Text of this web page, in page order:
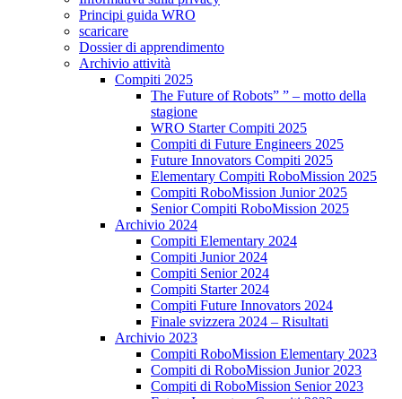
Principi guida WRO
scaricare
Dossier di apprendimento
Archivio attività
Compiti 2025
The Future of Robots” ” – motto della
stagione
WRO Starter Compiti 2025
Compiti di Future Engineers 2025
Future Innovators Compiti 2025
Elementary Compiti RoboMission 2025
Compiti RoboMission Junior 2025
Senior Compiti RoboMission 2025
Archivio 2024
Compiti Elementary 2024
Compiti Junior 2024
Compiti Senior 2024
Compiti Starter 2024
Compiti Future Innovators 2024
Finale svizzera 2024 – Risultati
Archivio 2023
Compiti RoboMission Elementary 2023
Compiti di RoboMission Junior 2023
Compiti di RoboMission Senior 2023